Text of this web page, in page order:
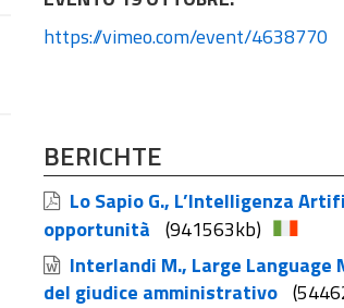
https://vimeo.com/event/4638770
BERICHTE
Lo Sapio G., L’Intelligenza
opportunità (941563kb)
Interlandi M., Large
del giudice amministrativo